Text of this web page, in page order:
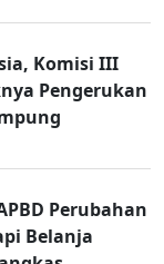
Komisi III
Pengerukan
Perubahan
Belanja